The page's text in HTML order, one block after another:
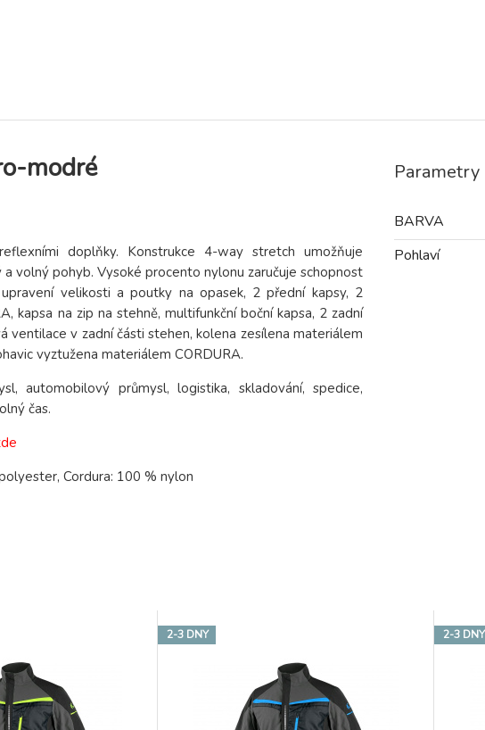
modré
doplňky. Konstrukce 4-way stretch umožňuje
volný pohyb. Vysoké procento nylonu zaručuje schopnost
velikosti a poutky na opasek, 2 přední kapsy, 2
kapsa na zip na stehně, multifunkční boční kapsa, 2 zadní
ventilace v zadní části stehen, kolena zesílena materiálem
vyztužena materiálem CORDURA.
automobilový průmysl, logistika, skladování, spedice,
čas.
Cordura: 100 % nylon
Parametry
BARVA
Pohlaví
2-3 DNY 2-3 DNY